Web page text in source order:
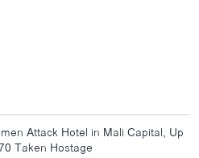
Attack Hotel in Mali Capital, Up
Taken Hostage